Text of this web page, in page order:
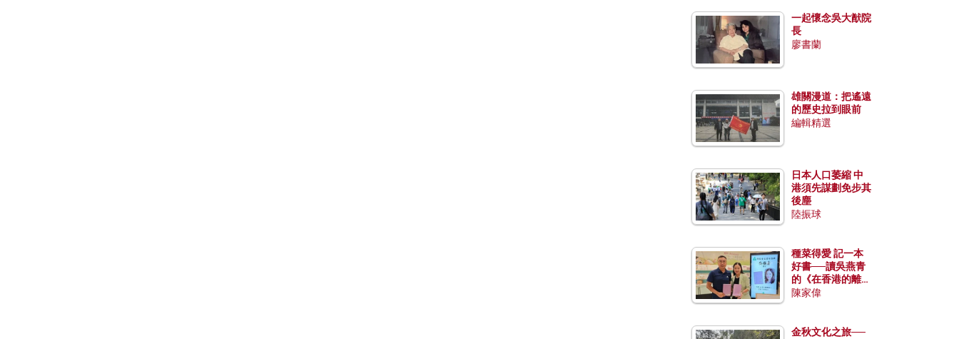
一起懷念吳大猷院
長
廖書蘭
雄關漫道：把遙遠
的歷史拉到眼前
編輯精選
日本人口萎縮 中
港須先謀劃免步其
後塵
陸振球
種菜得愛 記一本
好書──讀吳燕青
的《在香港的離島
種菜》
陳家偉
金秋文化之旅──